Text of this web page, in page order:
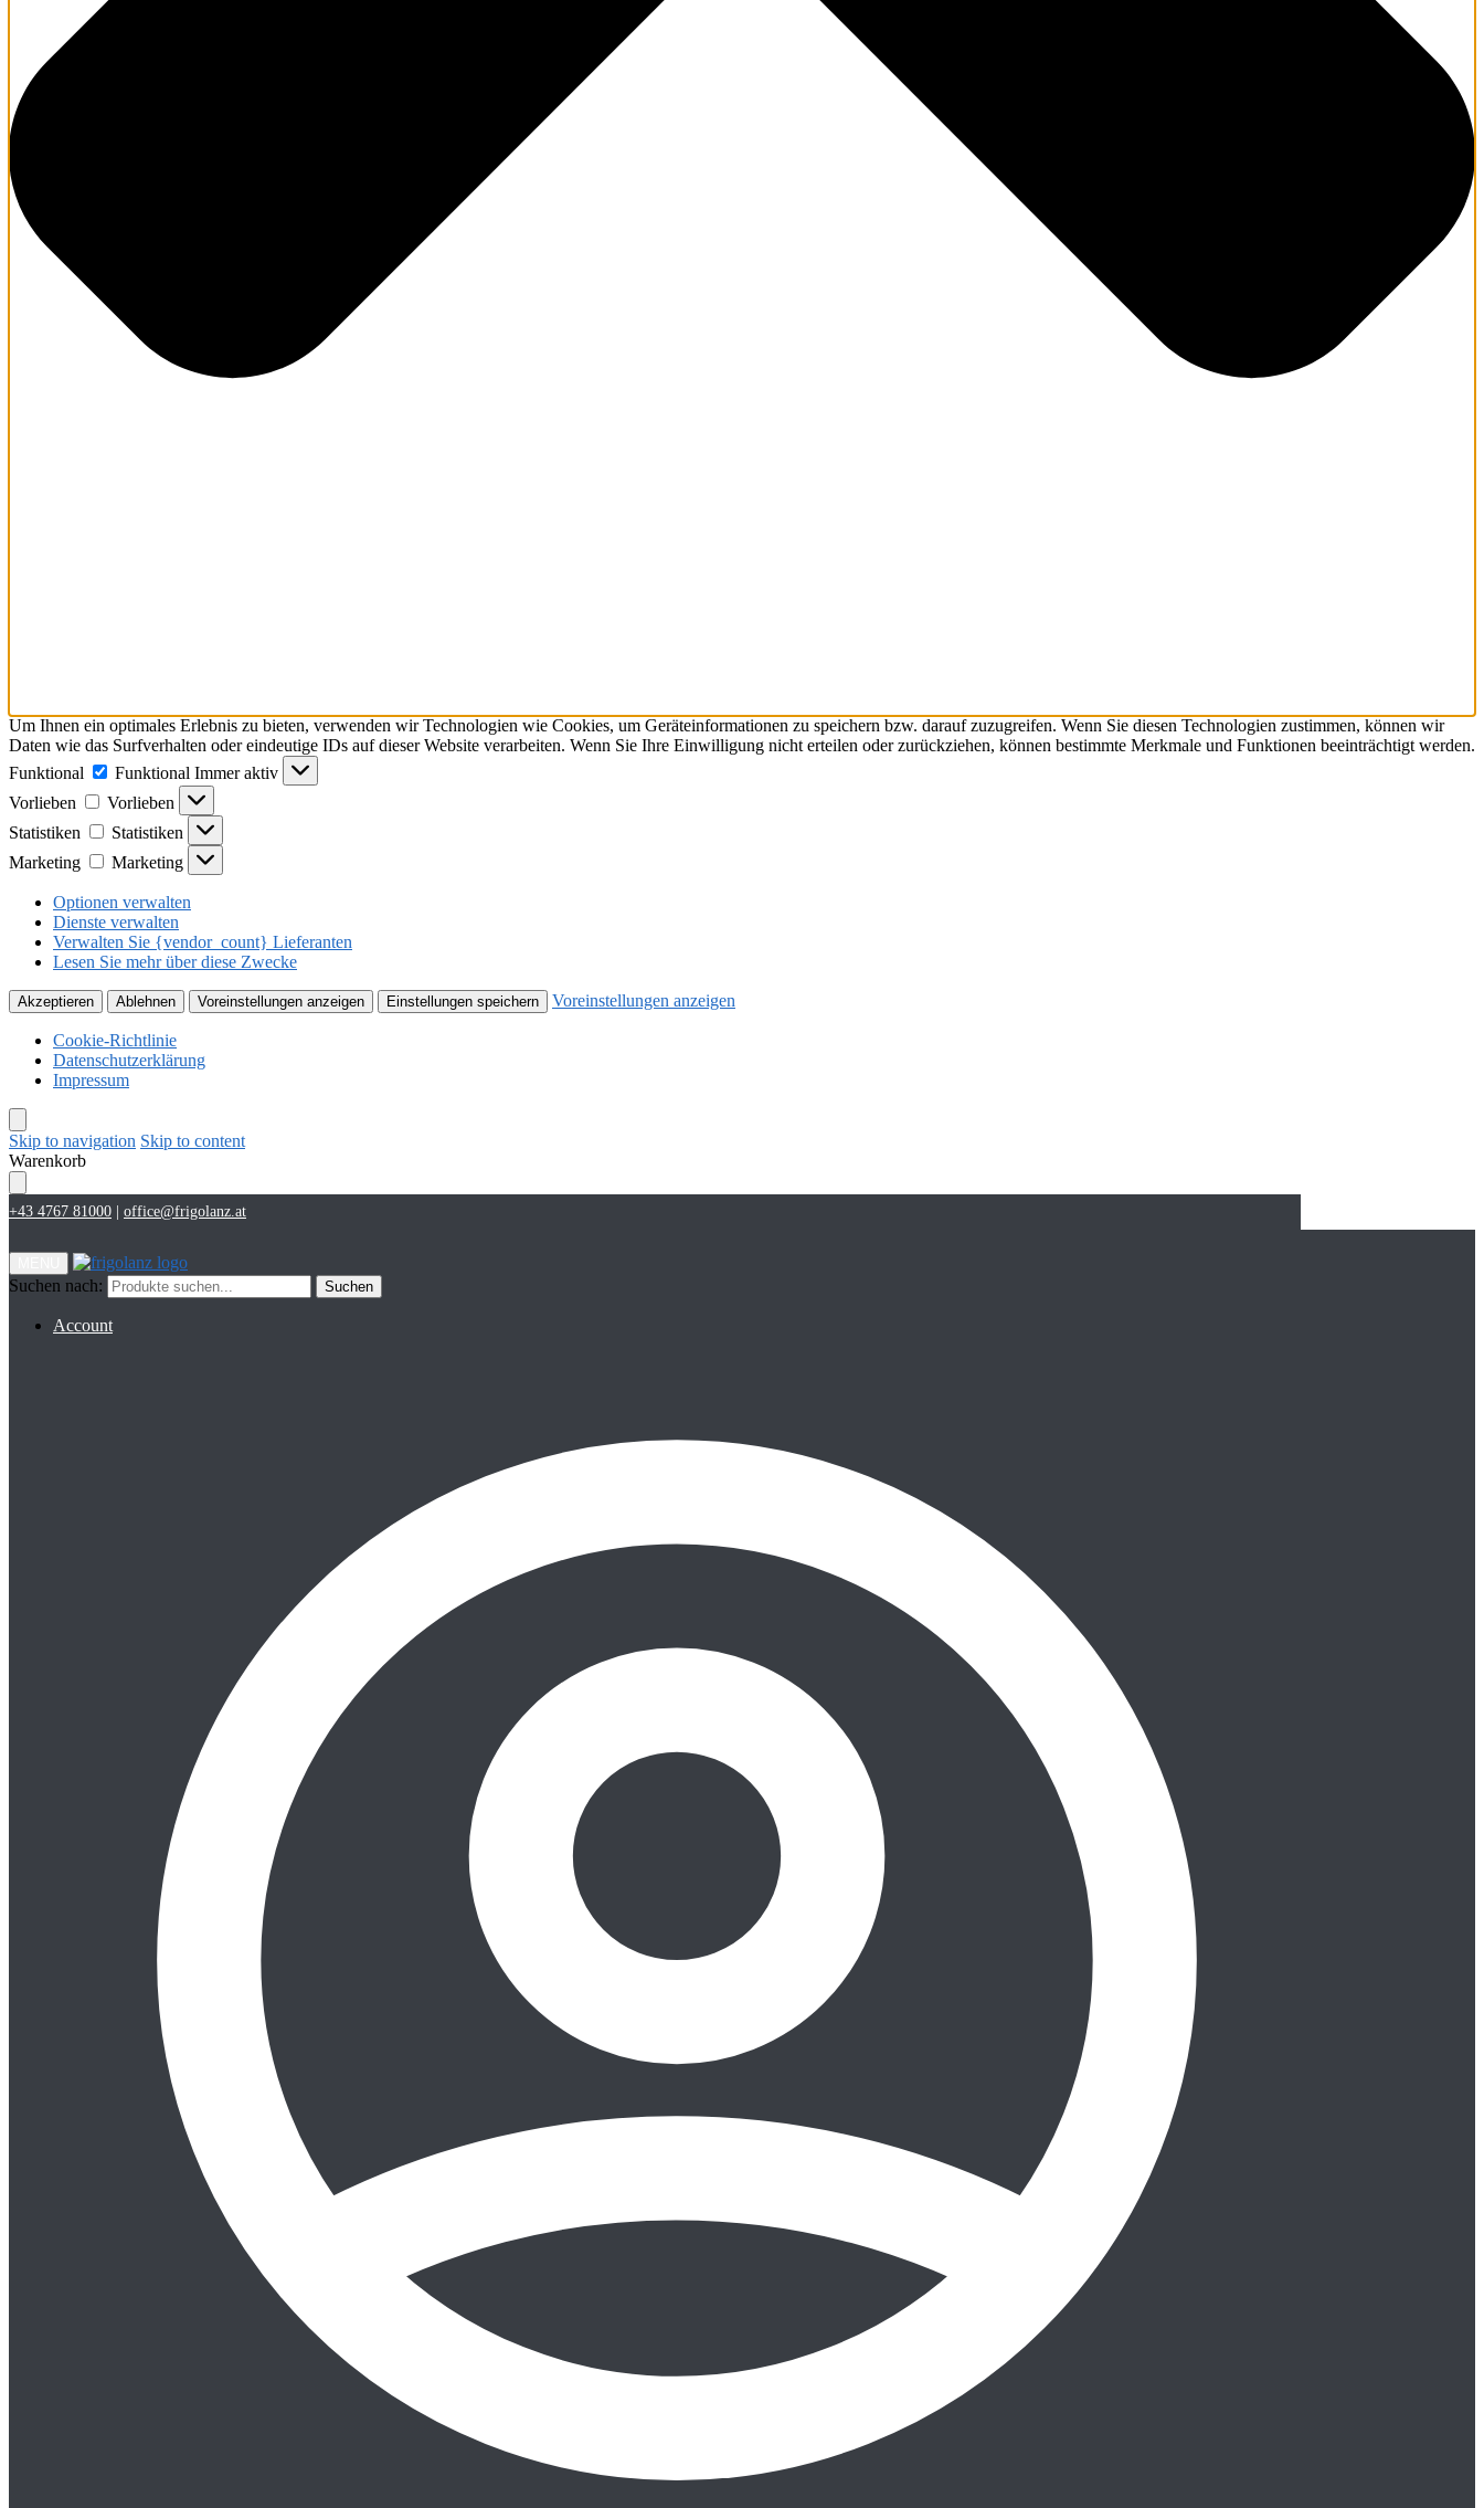
Um Ihnen ein optimales Erlebnis zu bieten, verwenden wir Technologien wie Cookies, um Geräteinformationen zu speichern bzw. darauf zuzugreifen. Wenn Sie diesen Technologien zustimmen, können wir
Daten wie das Surfverhalten oder eindeutige IDs auf dieser Website verarbeiten. Wenn Sie Ihre Einwilligung nicht erteilen oder zurückziehen, können bestimmte Merkmale und Funktionen beeinträchtigt werden.
Funktional
Funktional Immer aktiv
Vorlieben
Vorlieben
Statistiken
Statistiken
Marketing
Marketing
Optionen verwalten
Dienste verwalten
Verwalten Sie {vendor_count} Lieferanten
Lesen Sie mehr über diese Zwecke
Akzeptieren Ablehnen Voreinstellungen anzeigen Einstellungen speichern Voreinstellungen anzeigen
Cookie-Richtlinie
Datenschutzerklärung
Impressum
Skip to navigation Skip to content
Warenkorb
+43 4767 81000 | office@frigolanz.at
Suchen nach: Suchen
Account